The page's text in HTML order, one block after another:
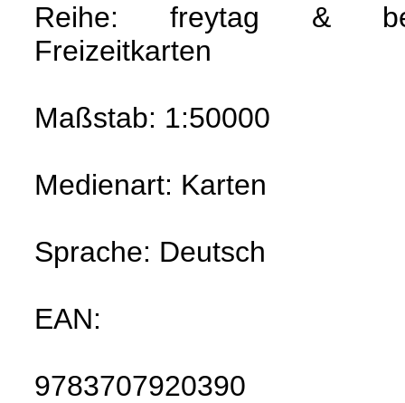
Reihe: freytag &
Freizeitkarten
Maßstab: 1:50000
Medienart: Karten
Sprache: Deutsch
EAN:
9783707920390